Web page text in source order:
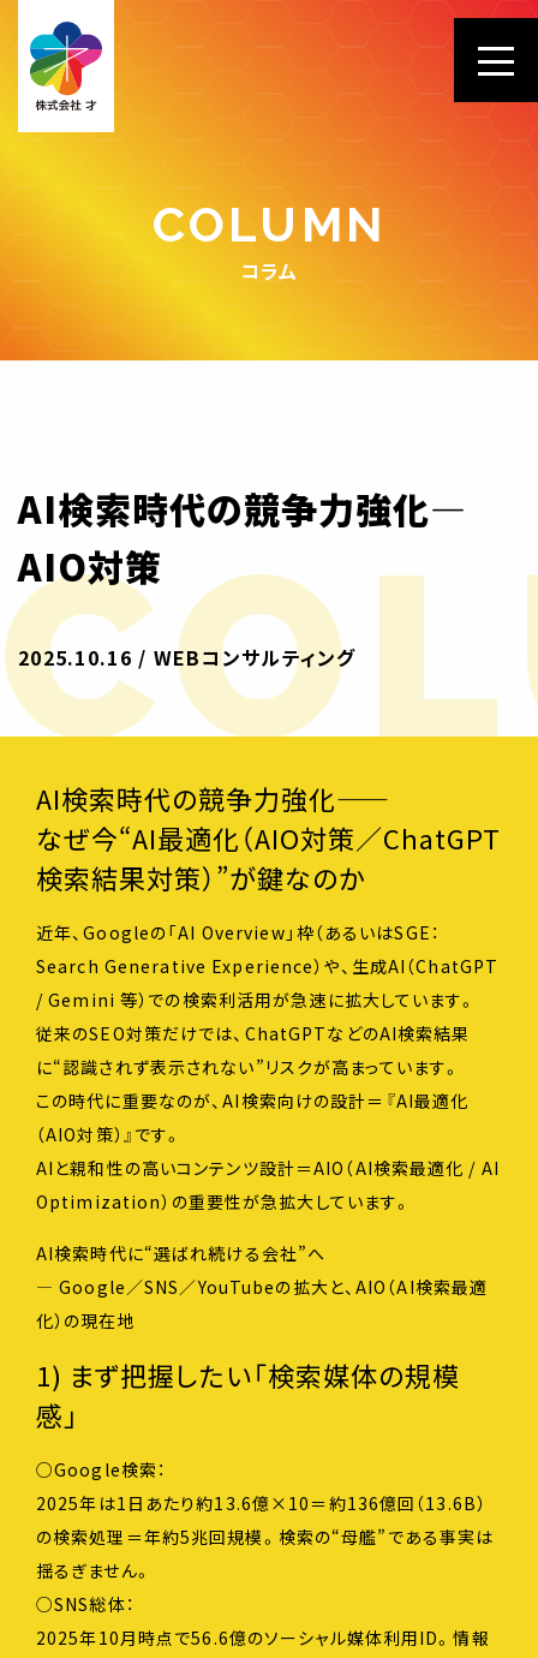
COLUMN
コラム
AI検索時代の競争力強化—
AIO対策
2025.10.16 / WEBコンサルティング
AI検索時代の競争力強化——
なぜ今“AI最適化（AIO対策／ChatGPT
検索結果対策）”が鍵なのか
近年、Googleの「AI Overview」枠（あるいはSGE：
Search Generative Experience）や、生成AI（ChatGPT
/ Gemini 等）での検索利活用が急速に拡大しています。
従来のSEO対策だけでは、ChatGPTなどのAI検索結果
に“認識されず表示されない”リスクが高まっています。
この時代に重要なのが、AI検索向けの設計＝『AI最適化
（AIO対策）』です。
AIと親和性の高いコンテンツ設計＝AIO（AI検索最適化 / AI
Optimization）の重要性が急拡大しています。
AI検索時代に“選ばれ続ける会社”へ
— Google／SNS／YouTubeの拡大と、AIO（AI検索最適
化）の現在地
1) まず把握したい「検索媒体の規模
感」
○Google検索：
2025年は1日あたり約13.6億×10＝約136億回（13.6B）
の検索処理＝年約5兆回規模。検索の“母艦”である事実は
揺るぎません。
○SNS総体：
2025年10月時点で56.6億のソーシャル媒体利用ID。情報